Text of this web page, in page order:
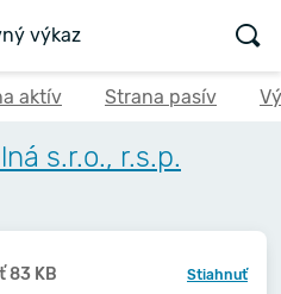
výkaz
aktív Strana pasív
s.r.o., r.s.p.
83 KB Stiahnuť